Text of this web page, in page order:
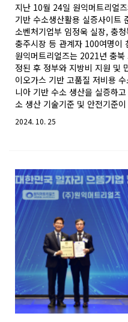
지난 10월 24일 원익머트리얼
기반 수소생산활용 실증사이트
소벤처기업부 임정욱 실장, 충
충주시장 등 관계자 100여명이
원익머트리얼즈는 2021년 충
정된 후 정부와 지방비 지원 및
이오가스 기반 고품질 저비용
니아 기반 수소 생산을 실증하
소 생산 기술기준 및 안전기준
2024. 10. 25